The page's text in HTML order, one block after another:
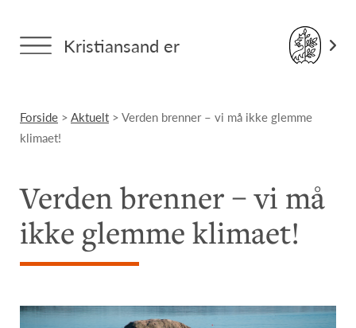
Kristiansand er
Forside >Aktuelt > Verden brenner – vi må ikke glemme
klimaet!
Verden brenner – vi må
ikke glemme klimaet!